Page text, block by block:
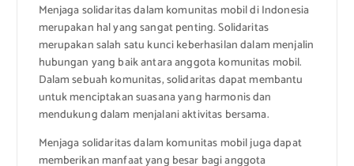
Menjaga solidaritas dalam komunitas mobil di Indonesia
merupakan hal yang sangat penting. Solidaritas
merupakan salah satu kunci keberhasilan dalam menjalin
hubungan yang baik antara anggota komunitas mobil.
Dalam sebuah komunitas, solidaritas dapat membantu
untuk menciptakan suasana yang harmonis dan
mendukung dalam menjalani aktivitas bersama.
Menjaga solidaritas dalam komunitas mobil juga dapat
memberikan manfaat yang besar bagi anggota